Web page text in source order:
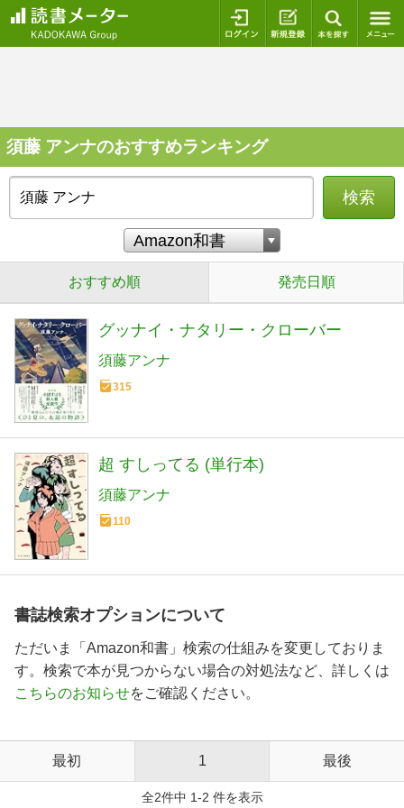
ログイン 新規登録
須藤 アンナのおすすめランキング
検索
おすすめ順 発売日順
グッナイ・ナタリー・クローバー
須藤アンナ
315
超 すしってる (単行本)
須藤アンナ
110
書誌検索オプションについて
ただいま「Amazon和書」検索の仕組みを変更しておりま
す。検索で本が見つからない場合の対処法など、詳しくは
こちらのお知らせをご確認ください。
最初 1 最後
全2件中 1-2 件を表示